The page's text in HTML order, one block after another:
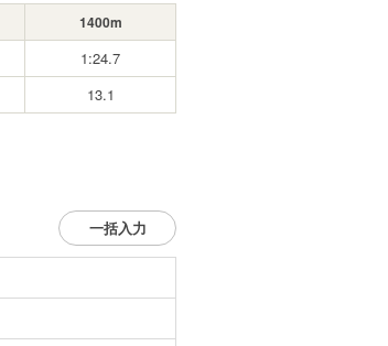
1400m
1:24.7
13.1
一括入力